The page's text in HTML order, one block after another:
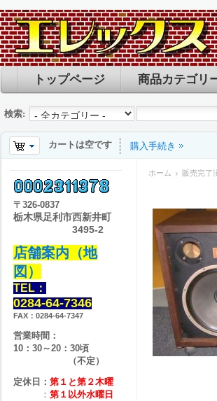
トップページ 商品カテゴリ
検索:
カートは空です 購入手続き
ホーム 販売完了
〒 326-0837
栃木県足利市西新井町
3495-2
店舗案内（地
図）
TEL：
0284-64-7346
FAX：0284-64-7347
営業時間：
10：30～20：30頃
（不定）
定休日： 第１と第２木曜
： 第１以外水曜日